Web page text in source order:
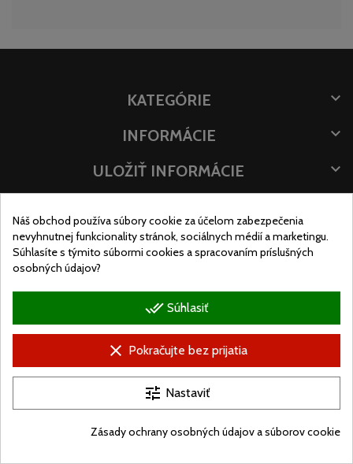
KATEGÓRIE

INFORMÁCIE

ULOŽIŤ INFORMÁCIE

© Ugralo.hu - Minden jog fenntartva. Készítette:Puizl Attila
Náš obchod používa súbory cookie za účelom zabezpečenia
nevyhnutnej funkcionality stránok, sociálnych médií a marketingu.
Súhlasíte s týmito súbormi cookies a spracovaním príslušných
osobných údajov?
done_all Súhlasiť
clear Pokračujte bez prijatia
tune Nastaviť
Zásady ochrany osobných údajov a súborov cookie